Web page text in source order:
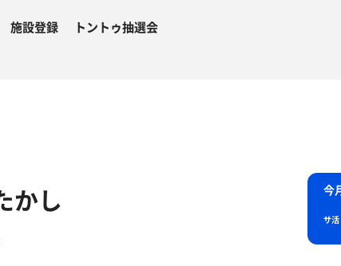
施設登録 トントゥ抽選会
かし 今
サ活